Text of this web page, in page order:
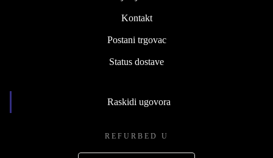
Kontakt
Postani trgovac
Status dostave
Raskidi ugovora
REFURBED U